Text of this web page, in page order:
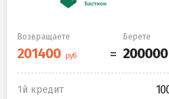
Возвращаете Берете
1й кредит